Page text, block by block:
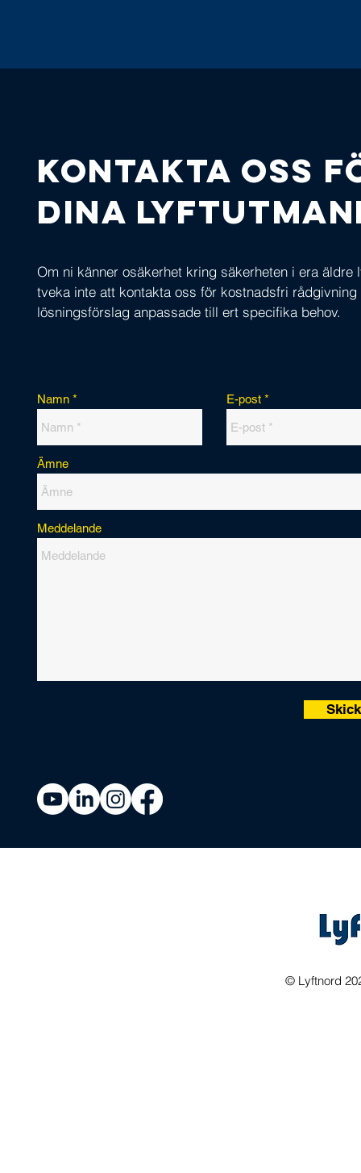
Kontakta oss
dina
Om ni känner osäkerhet kring säkerheten i era äldre
tveka inte att kontakta oss för kostnadsfri rådgivning
lösningsförslag anpassade till ert specifika behov.
Namn E-post
Ämne
Meddelande
© Lyftnord